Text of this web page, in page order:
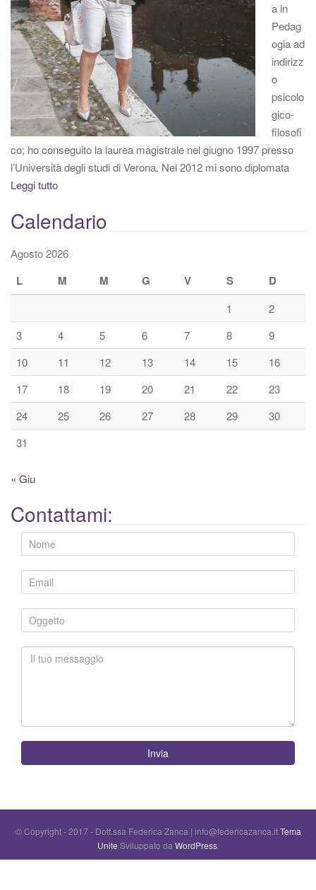
a in
Pedag
ogia ad
indirizz
o
psicolo
gico-
filosofi
co; ho conseguito la laurea magistrale nel giugno 1997 presso
l’Università degli studi di Verona. Nel 2012 mi sono diplomata
Leggi tutto
Calendario
Agosto 2026
L M M G V S D
1
2
3
4 5 6 7 8
9
10
11 12 13 14 15
16
17
18 19 20 21 22
23
24
25 26 27 28 29
30
31
« Giu
Contattami:
Invia
© Copyright - 2017 - Dott.ssa Federica Zanca | info@federicazanca.itTema
Unite Sviluppato da WordPress.